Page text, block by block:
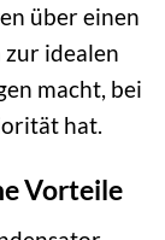
über einen
idealen
macht, bei
hat.
Vorteile